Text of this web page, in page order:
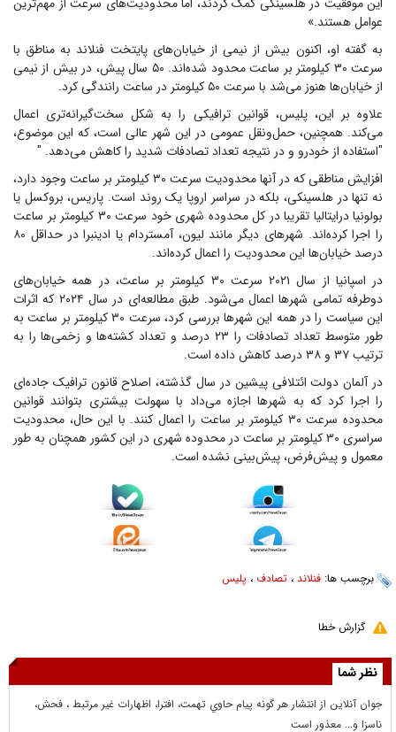
عوامل هستند.»
به گفته او، اکنون بیش از نیمی از خیابان‌های پایتخت فنلاند به مناطق با
سرعت ۳۰ کیلومتر بر ساعت محدود شده‌اند. ۵۰ سال پیش، در بیش از نیمی
از خیابان‌ها هنوز می‌شد با سرعت ۵۰ کیلومتر در ساعت رانندگی کرد.
علاوه بر این، پلیس، قوانین ترافیکی را به شکل سخت‌گیرانه‌تری اعمال
می‌کند. همچنین، حمل‌ونقل عمومی در این شهر عالی است، که این موضوع،
"استفاده از خودرو و در نتیجه تعداد تصادفات شدید را کاهش می‌دهد. "
افزایش مناطقی که در آنها محدودیت سرعت ۳۰ کیلومتر بر ساعت وجود دارد،
نه تنها در هلسینکی، بلکه در سراسر اروپا یک روند است. پاریس، بروکسل یا
بولونیا درایتالیا تقریبا در کل محدوده شهری خود سرعت ۳۰ کیلومتر بر ساعت
را اجرا کرده‌اند. شهر‌های دیگر مانند لیون، آمستردام یا ادینبرا در حداقل ۸۰
درصد خیابان‌ها این محدودیت را اعمال کرده‌اند.
در اسپانیا از سال ۲۰۲۱ سرعت ۳۰ کیلومتر بر ساعت، در همه خیابان‌های
دوطرفه تمامی شهر‌ها اعمال می‌شود. طبق مطالعه‌ای در سال ۲۰۲۴ که اثرات
این سیاست را در همه این شهر‌ها بررسی کرد، سرعت ۳۰ کیلومتر بر ساعت به
طور متوسط تعداد تصادفات را ۲۳ درصد و تعداد کشته‌ها و زخمی‌ها را به
ترتیب ۳۷ و ۳۸ درصد کاهش داده است.
در آلمان دولت ائتلافی پیشین در سال گذشته، اصلاح قانون ترافیک جاده‌ای
را اجرا کرد که به شهر‌ها اجازه می‌داد با سهولت بیشتری بتوانند قوانین
محدوده سرعت ۳۰ کیلومتر بر ساعت را اعمال کنند. با این حال، محدودیت
سراسری ۳۰ کیلومتر بر ساعت در محدوده شهری در این کشور همچنان به طور
معمول و پیش‌فرض، پیش‌بینی نشده است.
برچسب ها: فنلاند ، تصادف ، پلیس
گزارش خطا
نظر شما
جوان آنلاين از انتشار هر گونه پيام حاوي تهمت، افترا، اظهارات غير مرتبط ، فحش،
ناسزا و... معذور است